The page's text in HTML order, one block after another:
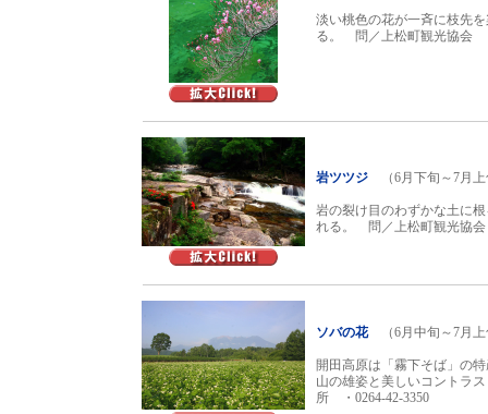
淡い桃色の花が一斉に枝先
る。 問／上松町観光協会
岩ツツジ （6月下旬～7月
岩の裂け目のわずかな土に
れる。 問／上松町観光協
ソバの花 （6月中旬～7
開田高原は「霧下そば」の
山の雄姿と美しいコントラ
所 ・0264-42-3350